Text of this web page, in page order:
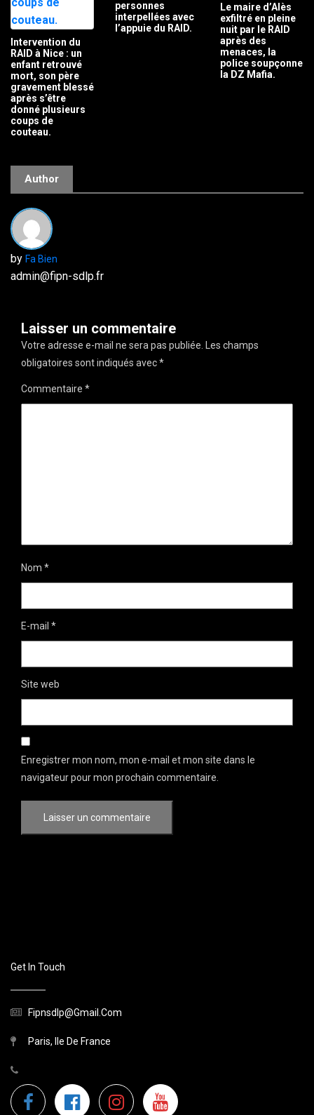
Intervention du
RAID à Nice : un
enfant retrouvé
mort, son père
gravement blessé
après s’être
donné plusieurs
coups de
couteau.
personnes
interpellées avec
l’appuie du RAID.
Le maire d’Alès
exfiltré en pleine
nuit par le RAID
après des
menaces, la
police soupçonne
la DZ Mafia.
Author
by Fa Bien
admin@fipn-sdlp.fr
Laisser un commentaire
Votre adresse e-mail ne sera pas publiée. Les champs
obligatoires sont indiqués avec*
Commentaire *
Nom *
E-mail *
Site web
Enregistrer mon nom, mon e-mail et mon site dans le
navigateur pour mon prochain commentaire.
Get In Touch
Fipnsdlp@gmail.com
Paris, Ile De France